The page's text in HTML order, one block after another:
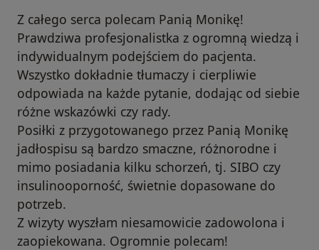
Z całego serca polecam Panią Monikę!
Prawdziwa profesjonalistka z ogromną wiedzą i
indywidualnym podejściem do pacjenta.
Wszystko dokładnie tłumaczy i cierpliwie
odpowiada na każde pytanie, dodając od siebie
różne wskazówki czy rady.
Posiłki z przygotowanego przez Panią Monikę
jadłospisu są bardzo smaczne, różnorodne i
mimo posiadania kilku schorzeń, tj. SIBO czy
insulinooporność, świetnie dopasowane do
potrzeb.
Z wizyty wyszłam niesamowicie zadowolona i
zaopiekowana. Ogromnie polecam!